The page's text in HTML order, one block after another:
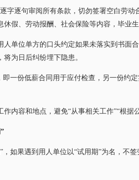
逐句审阅所有条款，切勿签署空白劳动
假、劳动报酬、社会保险等内容，毕业生
位单方的口头约定如果未落实到书面
为日后纠纷埋下隐患。
份低薪合同用于应付检查，另一份约定
容和地点，避免“从事相关工作”“根据
果遇到用人单位以“试用期”为名，不